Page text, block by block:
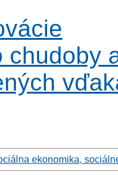
chudoby
ekonomika,